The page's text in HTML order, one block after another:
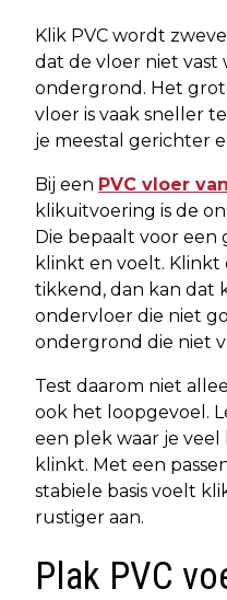
Klik PVC wordt
dat de vloer niet vast
ondergrond. Het
vloer is vaak sneller
je meestal gerichter
Bij een PVC vloer
klikuitvoering is de
Die bepaalt voor
klinkt en voelt. Klinkt
tikkend, dan kan dat
ondervloer die niet
ondergrond die niet
Test daarom niet
ook het loopgevoel.
een plek waar je
klinkt. Met een
stabiele basis voelt
rustiger aan.
Plak PVC